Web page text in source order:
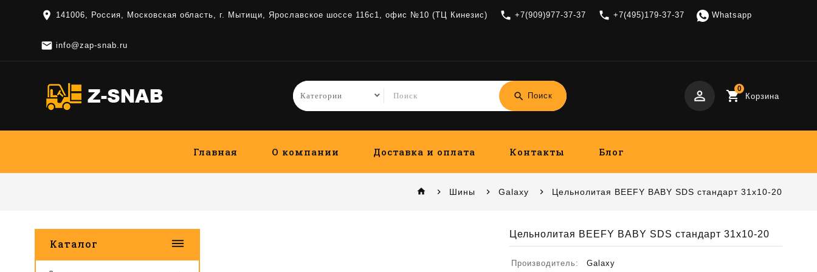
location_on 141006, Россия, Московская область, г. Мытищи, Ярославское шоссе 116с1, офис №10 (ТЦ Кинезис) local_phone +7(909)977-37-37 local_phone +7(495)179-37-37 Whatsapp
 info@zap-snab.ru
search Поиск perm_identity shopping_cart0
Корзина
Главная О компании Доставка и оплата Контакты Блог
home Шины Galaxy Цельнолитая BEEFY BABY SDS стандарт 31x10-20
Каталог dehaze
Цельнолитая BEEFY BABY SDS стандарт 31x10-20
Производитель:
Galaxy